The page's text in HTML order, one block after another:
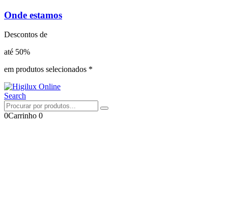
Onde estamos
Descontos de
até 50%
em produtos selecionados *
Search
0Carrinho 0